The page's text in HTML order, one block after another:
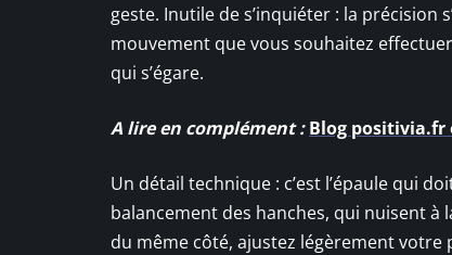
geste. Inutile de s’inquiéter : la précision
mouvement que vous souhaitez
qui s’égare.
A lire en complément : Blog positivia.fr
Un détail technique : c’est l’épaule qui
balancement des hanches, qui nuisent
du même côté, ajustez légèrement votre